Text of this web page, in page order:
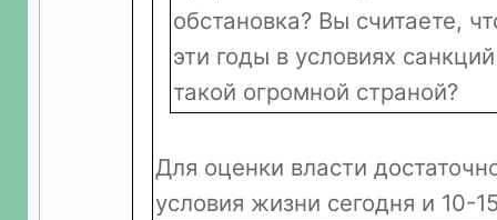
обстановка? Вы считаете,
эти годы в условиях
такой огромной страной?
Для оценки власти
условия жизни сегодня и 10-